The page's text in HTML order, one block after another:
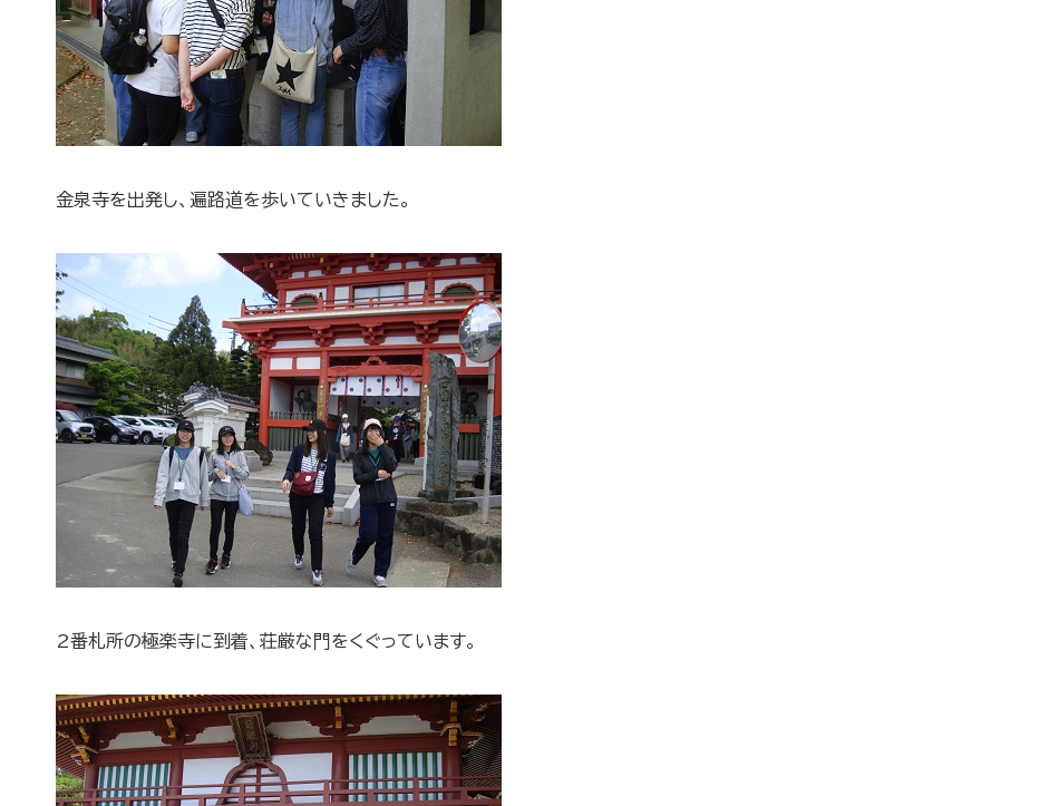
金泉寺を出発し、遍路道を歩いていきました。
2番札所の極楽寺に到着、荘厳な門をくぐっています。